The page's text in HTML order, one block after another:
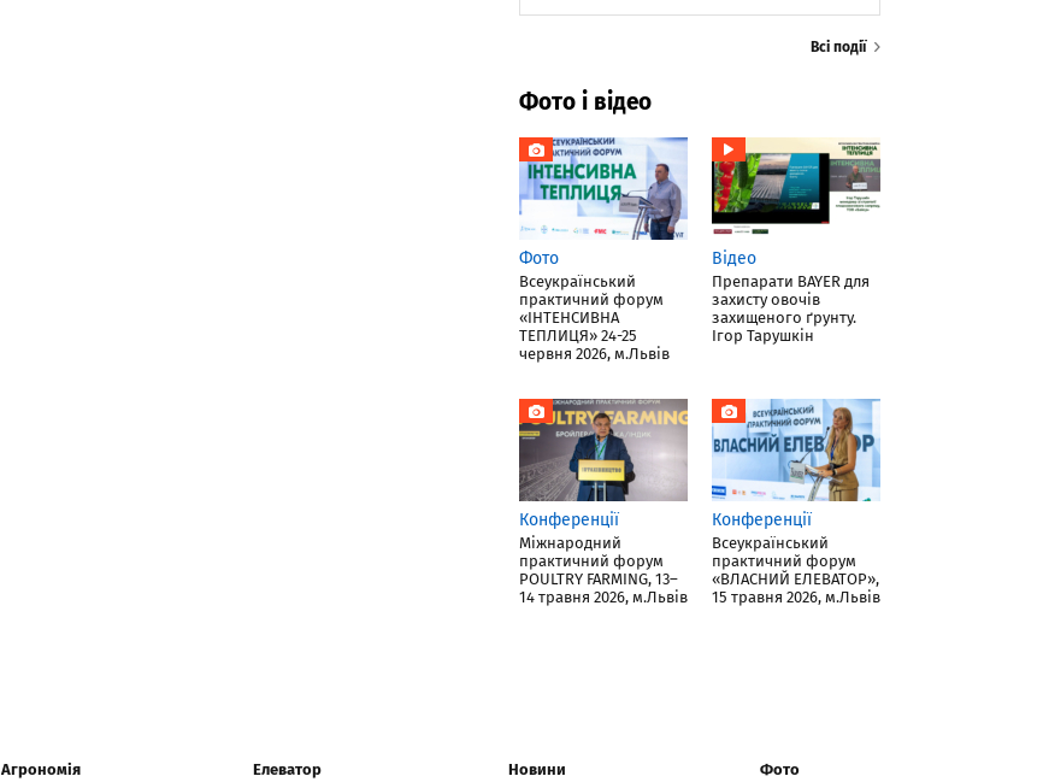
Всі події
Фото і відео
Фото
Всеукраїнський
практичний форум
«ІНТЕНСИВНА
ТЕПЛИЦЯ» 24-25
червня 2026, м.Львів
Відео
Препарати BAYER для
захисту овочів
захищеного ґрунту.
Ігор Тарушкін
Конференції
Міжнародний
практичний форум
POULTRY FARMING, 13–
14 травня 2026, м.Львів
Конференції
Всеукраїнський
практичний форум
«ВЛАСНИЙ ЕЛЕВАТОР»,
15 травня 2026, м.Львів
Агрономія Елеватор Новини Фото